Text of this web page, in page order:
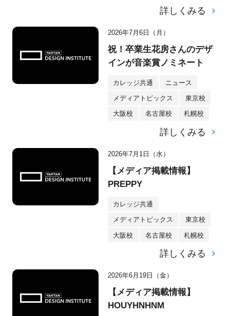
詳しくみる
2026年7月6日（月）
祝！卒業生花房さんのデザ
インが音楽賞ノミネート
カレッジ共通 ニュース
メディアトピックス 東京校
大阪校 名古屋校 札幌校
詳しくみる
2026年7月1日（水）
【メディア掲載情報】
PREPPY
カレッジ共通
メディアトピックス 東京校
大阪校 名古屋校 札幌校
詳しくみる
2026年6月19日（金）
【メディア掲載情報】
HOUYHNHNM